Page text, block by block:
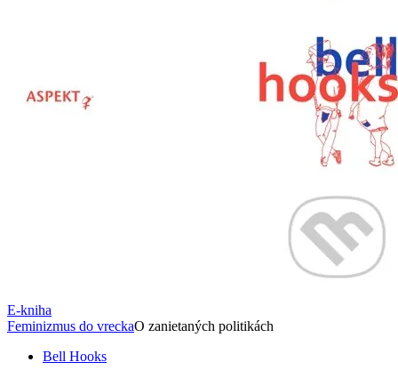
E-kniha
Feminizmus do vreckaO zanietaných politikách
Bell Hooks